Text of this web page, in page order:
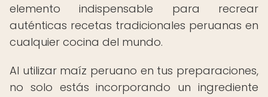
elemento indispensable para recrear
auténticas recetas tradicionales peruanas en
cualquier cocina del mundo.
Al utilizar maíz peruano en tus preparaciones,
no solo estás incorporando un ingrediente